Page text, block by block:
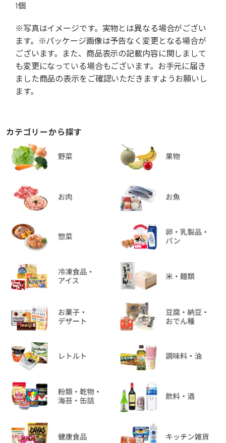
1個
※写真はイメージです。実物とは異なる場合がござい
ます。※パッケージ画像は予告なく変更となる場合が
ございます。また、商品表示の記載内容に関しまして
も変更になっている場合もございます。お手元に届き
ました商品の表示をご確認いただきますようお願いし
ます。
カテゴリーから探す